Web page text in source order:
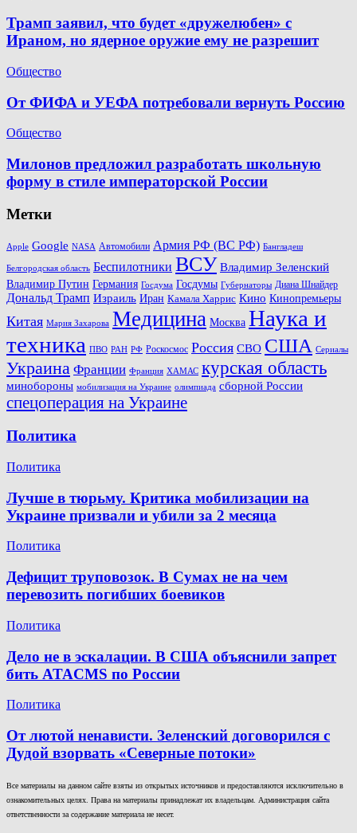
Трамп заявил, что будет «дружелюбен» с
Ираном, но ядерное оружие ему не разрешит
Общество
От ФИФА и УЕФА потребовали вернуть Россию
Общество
Милонов предложил разработать школьную
форму в стиле императорской России
Метки
Apple Google NASA Автомобили Армия РФ (ВС РФ) Бангладеш
Белгородская область Беспилотники ВСУ Владимир Зеленский
Владимир Путин Германия Госдума Госдумы Губернаторы Диана Шнайдер
Дональд Трамп Израиль Иран Камала Харрис Кино Кинопремьеры
Китая Мария Захарова Медицина Москва Наука и
техника ПВО РАН РФ Роскосмос Россия СВО США Сериалы
Украина Франции Франция ХАМАС курская область
минобороны мобилизация на Украине олимпиада сборной России
спецоперация на Украине
Политика
Политика
Лучше в тюрьму. Критика мобилизации на
Украине призвали и убили за 2 месяца
Политика
Дефицит труповозок. В Сумах не на чем
перевозить погибших боевиков
Политика
Дело не в эскалации. В США объяснили запрет
бить ATACMS по России
Политика
От лютой ненависти. Зеленский договорился с
Дудой взорвать «Северные потоки»
Все материалы на данном сайте взяты из открытых источников и предоставляются исключительно в
ознакомительных целях. Права на материалы принадлежат их владельцам. Администрация сайта
ответственности за содержание материала не несет.